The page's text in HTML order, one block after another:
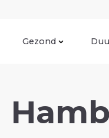
Gezond